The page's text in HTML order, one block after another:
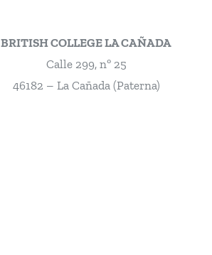
BRITISH COLLEGE LA CAÑADA
Calle 299, nº 25
46182 – La Cañada (Paterna)